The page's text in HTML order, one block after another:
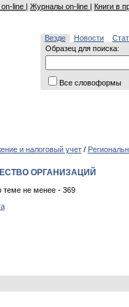
on-line | Журналы on-line | Книги в
Везде Новости
Образец для поиска:
Все словоформы
и налоговый учет/
ОРГАНИЗАЦИЙ
теме не менее - 369